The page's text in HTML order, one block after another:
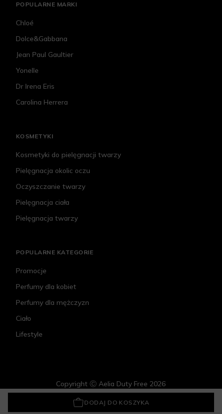
DODAJ DO KOSZYKA
POPULARNE MARKI
Chloé
Dolce&Gabbana
Jean Paul Gaultier
Yonelle
Dr Irena Eris
Carolina Herrera
KOSMETYKI
Kosmetyki do pielęgnacji twarzy
Pielęgnacja okolic oczu
Oczyszczanie twarzy
Pielęgnacja ciała
Pielęgnacja twarzy
POPULARNE KATEGORIE
Promocje
Perfumy dla kobiet
Perfumy dla mężczyzn
Ciało
Lifestyle
Copyright Ⓒ Aelia Duty Free 2026